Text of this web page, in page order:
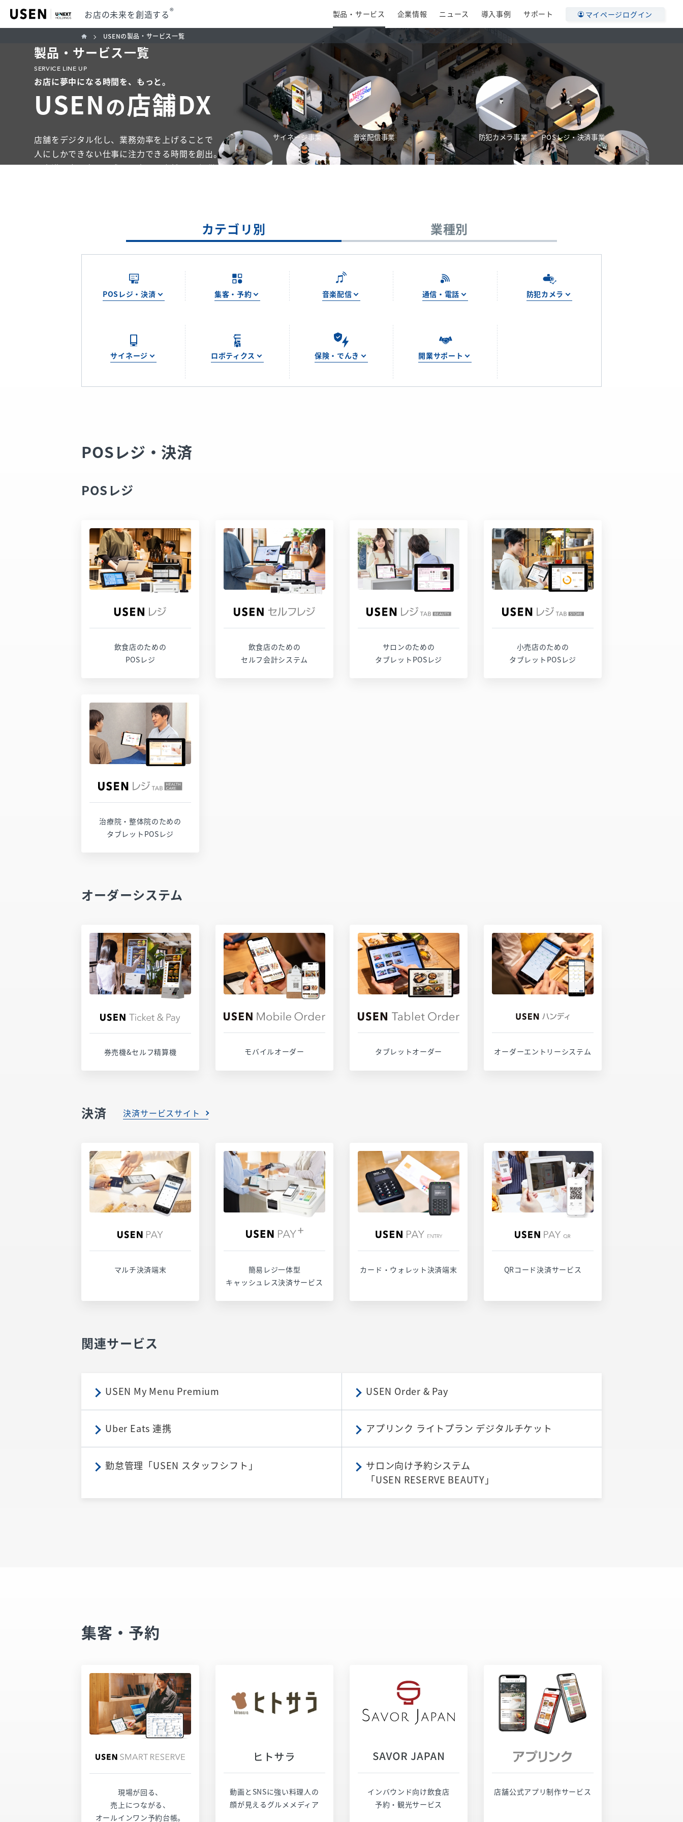
製品・サービス 企業情報 ニュース 導入事例 サポート マイページログイン
お店の未来を創造する®
USENの製品・サービス一覧
製品・サービス一覧
SERVICE LINE UP
お店に夢中になる時間を、もっと。
USENの店舗DX
店舗をデジタル化し、業務効率を上げることで
人にしかできない仕事に注力できる時間を創出。
顧客満足度を高め、成長を支える店舗DXを提供します。
音楽配信事業 防犯カメラ事業 POSレジ・決済事業
サイネージ事業
カテゴリ別 業種別
POSレジ・決済 集客・予約 音楽配信 通信・電話 防犯カメラ
サイネージ ロボティクス 保険・でんき 開業サポート
POSレジ・決済
POSレジ
飲食店のための
POSレジ
お問い合わせ
飲食店のための
セルフ会計システム
お問い合わせ
サロンのための
タブレットPOSレジ
お問い合わせ
小売店のための
タブレットPOSレジ
お問い合わせ
治療院・整体院のための
タブレットPOSレジ
お問い合わせ
オーダーシステム
券売機&セルフ精算機
サービスページ
お問い合わせ
モバイルオーダー
サービスページ
お問い合わせ
タブレットオーダー
サービスページ
お問い合わせ
オーダーエントリーシステム
サービスページ
決済 決済サービスサイト
マルチ決済端末
サービスページ
お問い合わせ
簡易レジ一体型
キャッシュレス決済サービス
お問い合わせ
カード・ウォレット決済端末
サービスページ
お問い合わせ
QRコード決済サービス
サービスページ
お問い合わせ
関連サービス
USEN My Menu Premium USEN Order & Pay
Uber Eats 連携 アプリンク ライトプラン デジタルチケット
勤怠管理「USEN スタッフシフト」
サロン向け予約システム
「USEN RESERVE BEAUTY」
集客・予約
現場が回る、
売上につながる、
オールインワン予約台帳。
サービスページ
お問い合わせ
動画とSNSに強い料理人の
顔が見えるグルメメディア
お問い合わせ
インバウンド向け飲食店
予約・観光サービス
お問い合わせ
店舗公式アプリ制作サービス
サービスページ
お問い合わせ